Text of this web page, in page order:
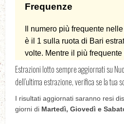
Estrazioni lotto sempre aggiornati su
dell’ultima estrazione, verifica se la tua
I risultati aggiornati saranno resi
giorni di Martedì, Giovedì e